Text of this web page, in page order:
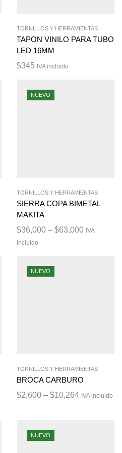
TORNILLOS Y HERRAMIENTAS
TAPON VINILO PARA TUBO
LED 16MM
$345 IVA incluido
NUEVO
TORNILLOS Y HERRAMIENTAS
SIERRA COPA BIMETAL
MAKITA
$36,000 – $63,000 IVA
incluido
NUEVO
TORNILLOS Y HERRAMIENTAS
BROCA CARBURO
$2,600 – $10,264 IVA incluido
NUEVO